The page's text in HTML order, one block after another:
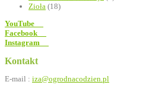
Zioła (18)
YouTube
Facebook
Instagram
Kontakt
E-mail : iza@ogrodnacodzien.pl